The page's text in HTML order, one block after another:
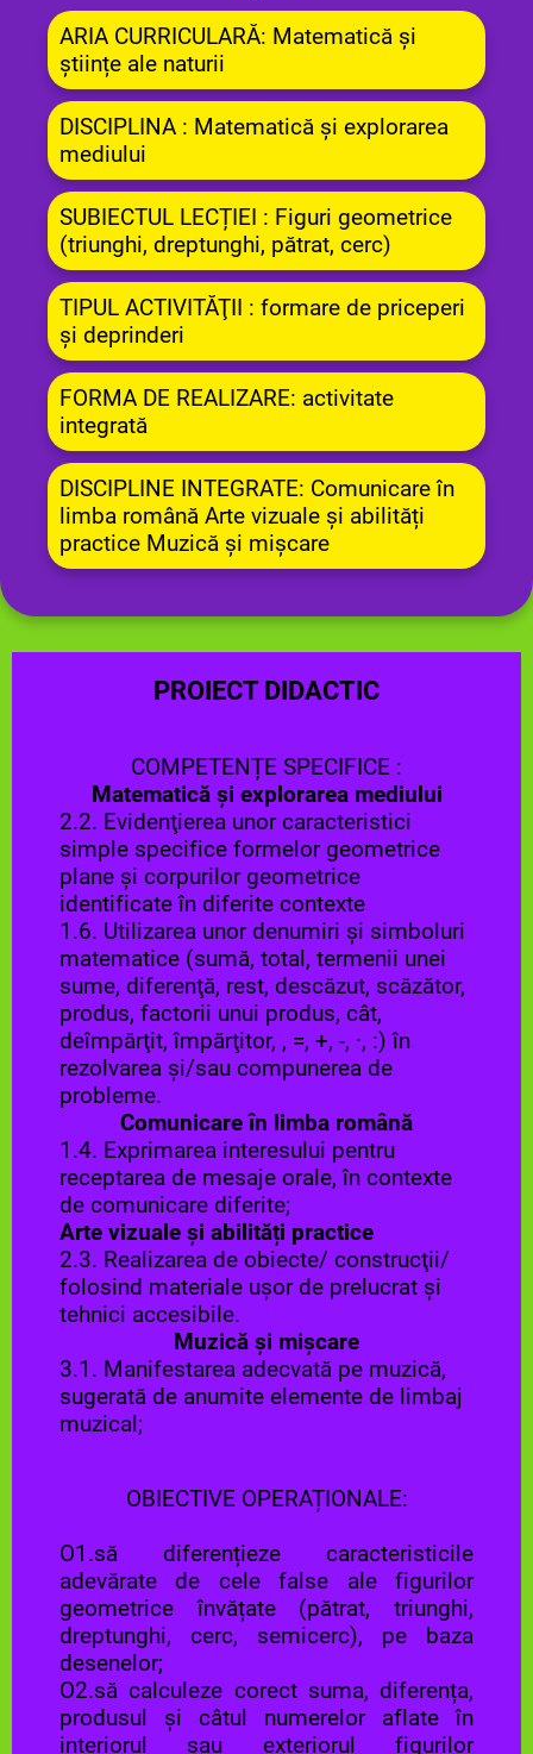
ARIA CURRICULARĂ: Matematică și
științe ale naturii
DISCIPLINA : Matematică și explorarea
mediului
SUBIECTUL LECȚIEI : Figuri geometrice
(triunghi, dreptunghi, pătrat, cerc)
TIPUL ACTIVITĂŢII : formare de priceperi
și deprinderi
FORMA DE REALIZARE: activitate
integrată
DISCIPLINE INTEGRATE: Comunicare în
limba română Arte vizuale și abilități
practice Muzică și mișcare
PROIECT DIDACTIC
COMPETENȚE SPECIFICE :
Matematică și explorarea mediului
2.2. Evidenţierea unor caracteristici
simple specifice formelor geometrice
plane şi corpurilor geometrice
identificate în diferite contexte
1.6. Utilizarea unor denumiri şi simboluri
matematice (sumă, total, termenii unei
sume, diferenţă, rest, descăzut, scăzător,
produs, factorii unui produs, cât,
deîmpărţit, împărţitor, , =, +, -, ·, :) în
rezolvarea şi/sau compunerea de
probleme.
Comunicare în limba română
1.4. Exprimarea interesului pentru
receptarea de mesaje orale, în contexte
de comunicare diferite;
Arte vizuale și abilități practice
2.3. Realizarea de obiecte/ construcţii/
folosind materiale uşor de prelucrat şi
tehnici accesibile.
Muzică și mișcare
3.1. Manifestarea adecvată pe muzică,
sugerată de anumite elemente de limbaj
muzical;
OBIECTIVE OPERAȚIONALE:
O1.să diferențieze caracteristicile
adevărate de cele false ale figurilor
geometrice învățate (pătrat, triunghi,
dreptunghi, cerc, semicerc), pe baza
desenelor;
O2.să calculeze corect suma, diferența,
produsul și câtul numerelor aflate în
interiorul sau exteriorul figurilor